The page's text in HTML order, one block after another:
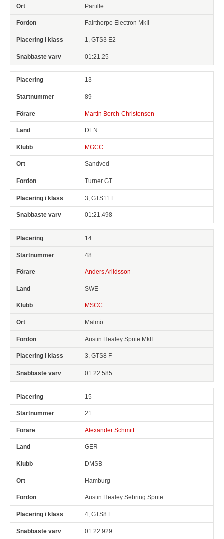
Partille
Fairthorpe Electron MkII
1, GTS3 E2
01:21.25
13
89
Martin Borch-Christensen
DEN
MGCC
Sandved
Turner GT
3, GTS11 F
01:21.498
14
48
Anders Arildsson
SWE
MSCC
Malmö
Austin Healey Sprite MkII
3, GTS8 F
01:22.585
15
21
Alexander Schmitt
GER
DMSB
Hamburg
Austin Healey Sebring Sprite
4, GTS8 F
01:22.929